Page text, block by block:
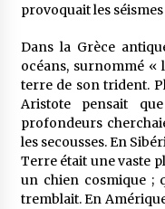
provoquait les
Dans la Grèce
océans, surnommé «
terre de son trident.
Aristote pensait
profondeurs
les secousses. En
Terre était une vaste
un chien cosmique ;
tremblait. En